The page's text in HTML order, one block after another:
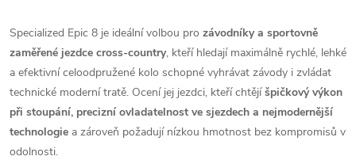
Specialized Epic 8 je ideální volbou pro závodníky a sportovně
zaměřené jezdce cross-country, kteří hledají maximálně rychlé, lehké
a efektivní celoodpružené kolo schopné vyhrávat závody i zvládat
technické moderní tratě. Ocení jej jezdci, kteří chtějíšpičkový výkon
při stoupání, precizní ovladatelnost ve sjezdech a nejmodernější
technologie a zároveň požadují nízkou hmotnost bez kompromisů v
odolnosti.